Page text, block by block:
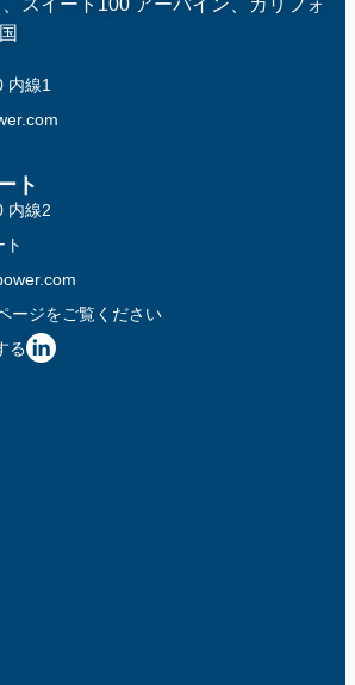
スイート100 アーバイン、カリフォ
内線1
ト
内線2
ージをご覧ください
る